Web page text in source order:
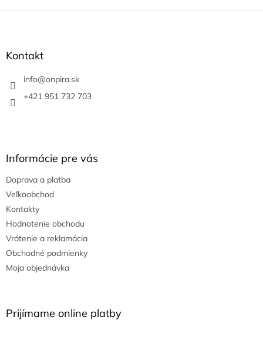
Z
Kontakt
info@onpira.sk
+421 951 732 703
Informácie pre vás
Doprava a platba
Veľkoobchod
Kontakty
Hodnotenie obchodu
Vrátenie a reklamácia
Obchodné podmienky
Moja objednávka
Prijímame online platby